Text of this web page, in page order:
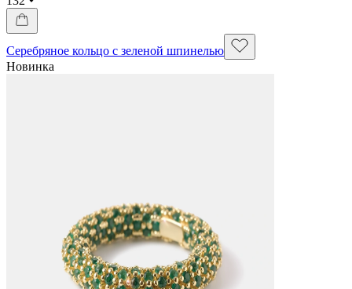
Серебряное кольцо с зеленой шпинелью
Новинка